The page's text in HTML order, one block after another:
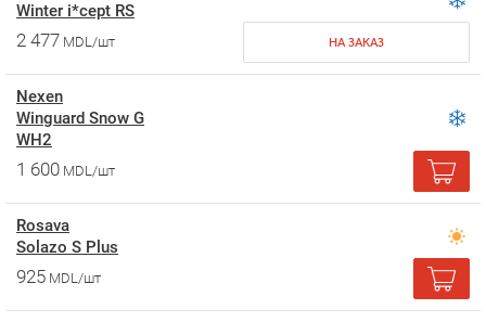
Winter i*cept RS
2 477 MDL/шт НА ЗАКАЗ
Nexen
Winguard Snow G
WH2
1 600 MDL/шт
Rosava
Solazo S Plus
925 MDL/шт